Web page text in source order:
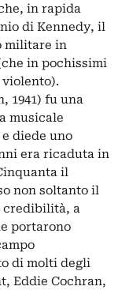
in rapida
di Kennedy, il
militare in
in pochissimi
1941) fu una
musicale
diede uno
era ricaduta in
il
non soltanto il
credibilità, a
portarono
di molti degli
Eddie Cochran,